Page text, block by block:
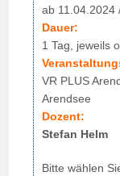
ab 11.04.2024
Dauer:
1 Tag, jeweils
VR PLUS
Arendsee
Dozent:
Stefan Helm
Bitte wählen